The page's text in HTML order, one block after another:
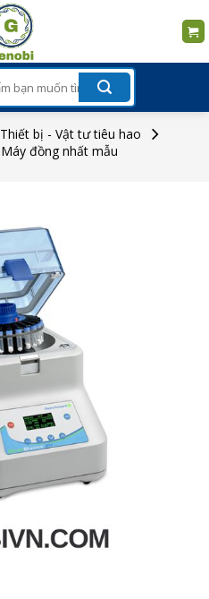
Thiết bị - Vật tư tiêu hao
Máy đồng nhất mẫu